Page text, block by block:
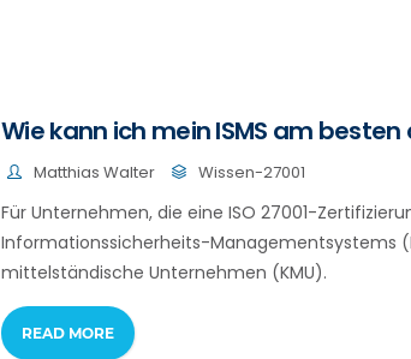
Wie kann ich mein ISMS am
Matthias Walter Wissen-27001
Für Unternehmen, die eine ISO 27001-
Informationssicherheits-Managementsystems
mittelständische Unternehmen (KMU).
READ MORE